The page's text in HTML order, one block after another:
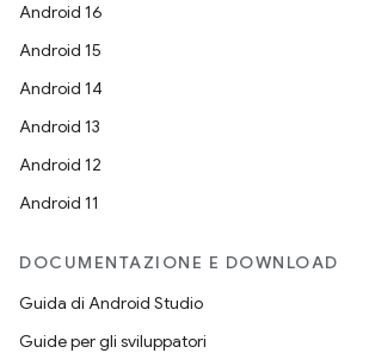
Android 16
Android 15
Android 14
Android 13
Android 12
Android 11
DOCUMENTAZIONE E DOWNLOAD
Guida di Android Studio
Guide per gli sviluppatori